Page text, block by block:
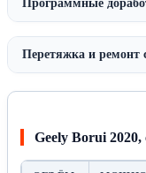
Программные
Перетяжка и ремонт
Geely Borui 2020,